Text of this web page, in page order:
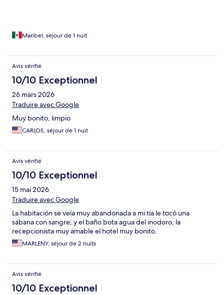
Maribel, séjour de 1 nuit
Avis vérifié
10/10 Exceptionnel
26 mars 2026
Traduire avec Google
Muy bonito, limpio
CARLOS, séjour de 1 nuit
Avis vérifié
10/10 Exceptionnel
15 mai 2026
Traduire avec Google
La habitación se veía muy abandonada a mi tía le tocó una
sábana con sangre, y el baño bota agua del inodoro, la
recepcionista muy amable el hotel muy bonito.
MARLENY, séjour de 2 nuits
Avis vérifié
10/10 Exceptionnel